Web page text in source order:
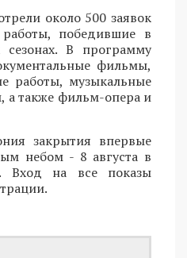
около 500 заявок
победившие в
сезонах. В программу
фильмы,
работы, музыкальные
также фильм-опера и
закрытия впервые
небом - 8 августа в
Вход на все показы